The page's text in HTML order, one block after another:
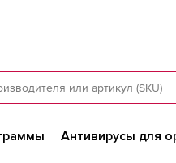
Антивирусы для